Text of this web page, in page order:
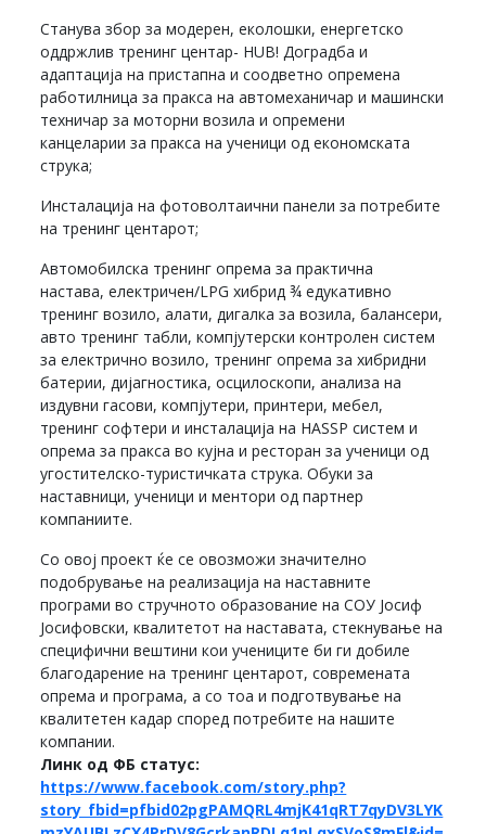
Станува збор за модерен, еколошки, енергетско
оддржлив тренинг центар- HUB! Доградба и
адаптација на пристапна и соодветно опремена
работилница за пракса на автомеханичар и машински
техничар за моторни возила и опремени
канцеларии за пракса на ученици од економската
струка;
Инсталација на фотоволтаични панели за потребите
на тренинг центарот;
Автомобилска тренинг опрема за практична
настава, електричен/LPG хибрид ¾ едукативно
тренинг возило, алати, дигалка за возила, балансери,
авто тренинг табли, компјутерски контролен систем
за електрично возило, тренинг опрема за хибридни
батерии, дијагностика, осцилоскопи, анализа на
издувни гасови, компјутери, принтери, мебел,
тренинг софтери и инсталација на HASSP систем и
опрема за пракса во кујна и ресторан за ученици од
угостителско-туристичката струка. Обуки за
наставници, ученици и ментори од партнер
компаниите.
Со овој проект ќе се овозможи значително
подобрување на реализација на наставните
програми во стручното образование на СОУ Јосиф
Јосифовски, квалитетот на наставата, стекнување на
специфични вештини кои учениците би ги добиле
благодарение на тренинг центарот, современата
опрема и програма, а со тоа и подготвување на
квалитетен кадар според потребите на нашите
компании.
Линк од ФБ статус:
https://www.facebook.com/story.php?
story_fbid=pfbid02pgPAMQRL4mjK41qRT7qyDV3LYK